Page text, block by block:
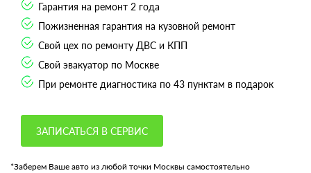
Гарантия на ремонт 2 года
Пожизненная гарантия на кузовной ремонт
Свой цех по ремонту ДВС и КПП
Свой эвакуатор по Москве
При ремонте диагностика по 43 пунктам в подарок
ЗАПИСАТЬСЯ В СЕРВИС
*Заберем Ваше авто из любой точки Москвы самостоятельно